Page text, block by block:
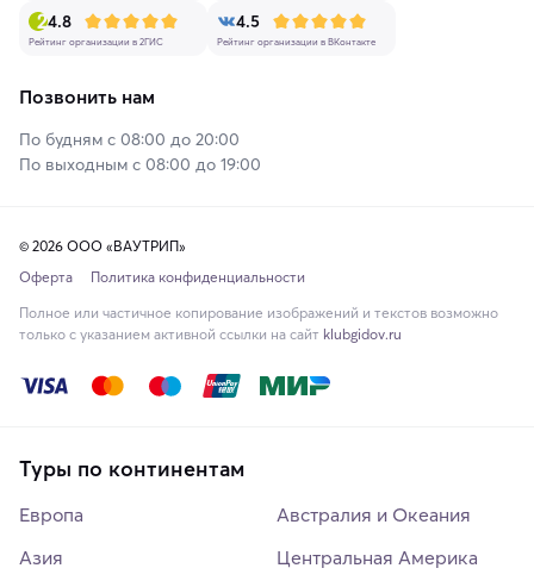
4.8
Рейтинг организации в 2ГИС
4.5
Рейтинг организации в ВКонтакте
Позвонить нам
По будням с 08:00 до 20:00
По выходным с 08:00 до 19:00
© 2026 ООО «ВАУТРИП»
Оферта
Политика конфиденциальности
Полное или частичное копирование изображений и текстов возможно
только с указанием активной ссылки на сайт klubgidov.ru
Туры по континентам
Европа
Азия
Австралия и Океания
Центральная Америка